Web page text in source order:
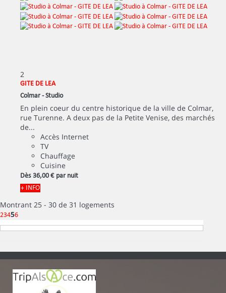
2
GITE DE LEA
Colmar -Studio
En plein coeur du centre historique de la ville de Colmar,
rue Turenne. A deux pas de la Petite Venise, des marchés
de...
Accès Internet
TV
Chauffage
Cuisine
Dès 36,00 € par nuit
+ INFO
Montrant 25 - 30 de 31 logements
23456